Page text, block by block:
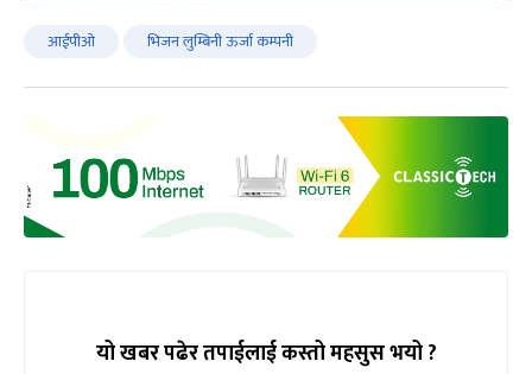
आईपीओ भिजन लुम्बिनी ऊर्जा कम्पनी
यो खबर पढेर तपाईलाई कस्तो महसुस भयो ?